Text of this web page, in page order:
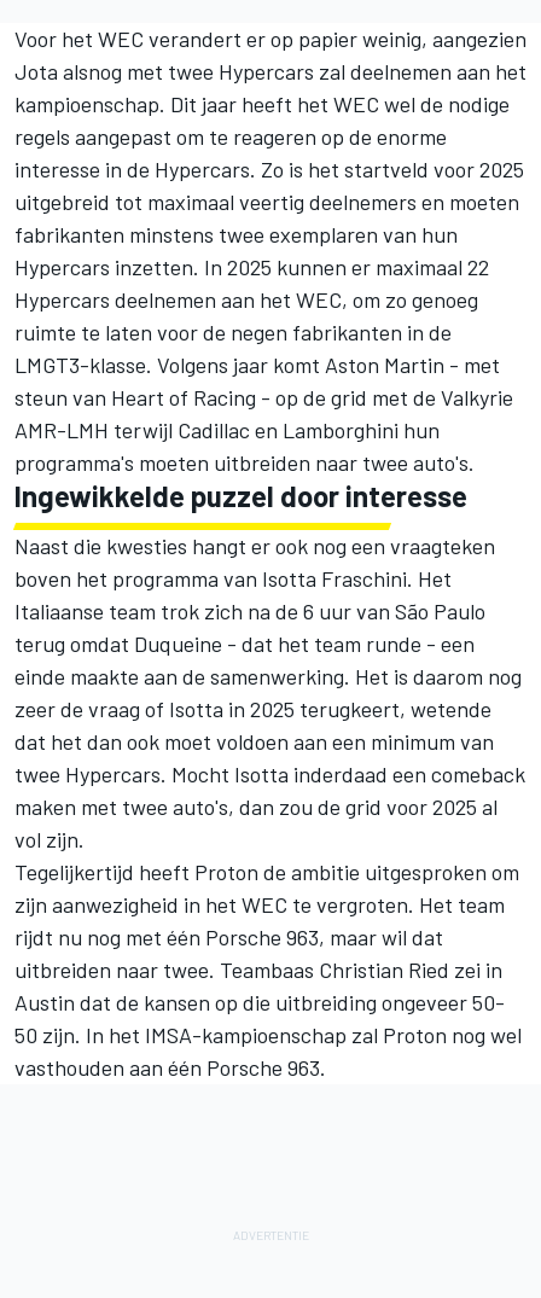
Voor het WEC verandert er op papier weinig, aangezien
Jota alsnog met twee Hypercars zal deelnemen aan het
kampioenschap. Dit jaar heeft het WEC wel de nodige
regels aangepast om te reageren op de enorme
interesse in de Hypercars. Zo is het startveld voor 2025
uitgebreid tot maximaal veertig deelnemers en moeten
fabrikanten minstens twee exemplaren van hun
Hypercars inzetten. In 2025 kunnen er maximaal 22
Hypercars deelnemen aan het WEC, om zo genoeg
ruimte te laten voor de negen fabrikanten in de
LMGT3-klasse. Volgens jaar komt Aston Martin - met
steun van Heart of Racing - op de grid met de Valkyrie
AMR-LMH terwijl Cadillac en Lamborghini hun
programma's moeten uitbreiden naar twee auto's.
Ingewikkelde puzzel door interesse
Naast die kwesties hangt er ook nog een vraagteken
boven het programma van Isotta Fraschini. Het
Italiaanse team trok zich na de 6 uur van São Paulo
terug omdat Duqueine - dat het team runde - een
einde maakte aan de samenwerking. Het is daarom nog
zeer de vraag of Isotta in 2025 terugkeert, wetende
dat het dan ook moet voldoen aan een minimum van
twee Hypercars. Mocht Isotta inderdaad een comeback
maken met twee auto's, dan zou de grid voor 2025 al
vol zijn.
Tegelijkertijd heeft Proton de ambitie uitgesproken om
zijn aanwezigheid in het WEC te vergroten. Het team
rijdt nu nog met één Porsche 963, maar wil dat
uitbreiden naar twee. Teambaas Christian Ried zei in
Austin dat de kansen op die uitbreiding ongeveer 50-
50 zijn. In het IMSA-kampioenschap zal Proton nog wel
vasthouden aan één Porsche 963.